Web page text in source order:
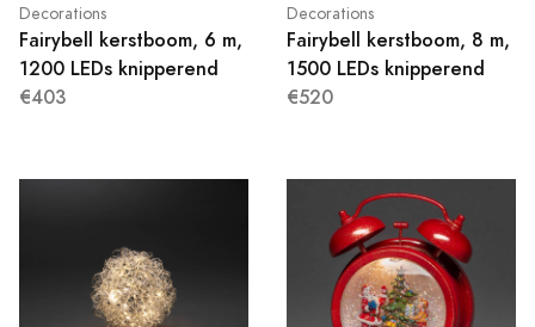
Decorations
Fairybell kerstboom, 6 m,
1200 LEDs knipperend
€403
Decorations
Fairybell kerstboom, 8 m,
1500 LEDs knipperend
€520